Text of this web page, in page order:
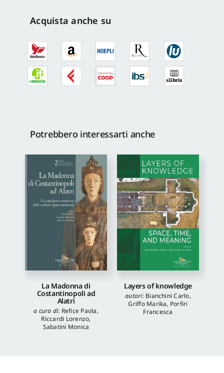
Acquista anche su
Potrebbero interessarti anche
La Madonna di
Costantinopoli ad
Alatri
a cura di: Refice Paola,
Riccardi Lorenzo,
Sabatini Monica
Layers of knowledge
autori: Bianchini Carlo,
Griffo Marika, Porfiri
Francesca